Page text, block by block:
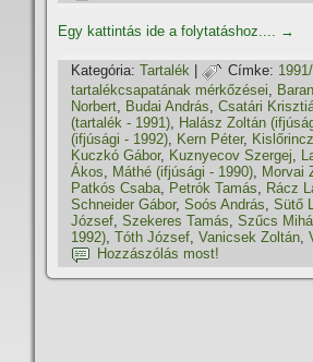
Egy kattintás ide a folytatáshoz.... →
Kategória: Tartalék Címke:
tartalékcsapatának mérkőzései,
Norbert, Budai András, Csatári
(tartalék - 1991), Halász Zoltán
(ifjúsági - 1992), Kern Péter,
Kuczkó Gábor, Kuznyecov Szergej,
Ákos, Máthé (ifjúsági - 1990), Morvai
Patkós Csaba, Petrók Tamás, Rácz
Schneider Gábor, Soós András, Sütő
József, Szekeres Tamás, Szűcs
1992), Tóth József, Vanicsek Zoltán,
Hozzászólás most!